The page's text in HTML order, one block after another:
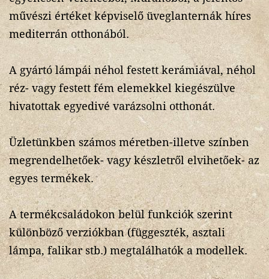
művészi értéket képviselő üveglanternák híres
mediterrán otthonából.
A gyártó lámpái néhol festett kerámiával, néhol
réz- vagy festett fém elemekkel kiegészülve
hivatottak egyedivé varázsolni otthonát.
Üzletünkben számos méretben-illetve színben
megrendelhetőek- vagy készletről elvihetőek- az
egyes termékek.
A termékcsaládokon belül funkciók szerint
különböző verziókban (függeszték, asztali
lámpa, falikar stb.) megtalálhatók a modellek.